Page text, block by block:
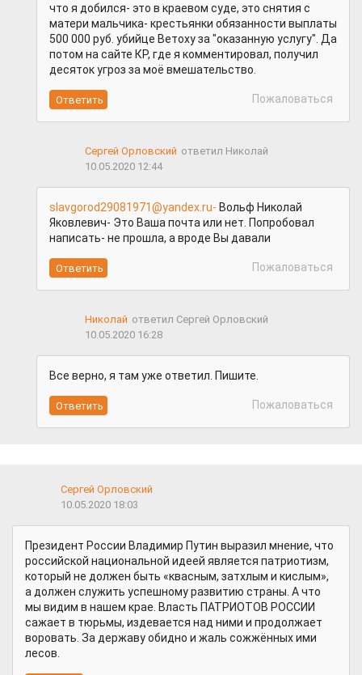
что я добился- это в краевом суде, это снятия с
матери мальчика- крестьянки обязанности выплаты
500 000 руб. убийце Ветоху за "оказанную услугу". Да
потом на сайте КР, где я комментировал, получил
десяток угроз за моё вмешательство.
Пожаловаться
Сергей Орловский ответил Николай
10.05.2020 12:44
slavgorod29081971@yandex.ru- Вольф Николай
Яковлевич- Это Ваша почта или нет. Попробовал
написать- не прошла, а вроде Вы давали
Пожаловаться
Николай ответил Сергей Орловский
10.05.2020 16:28
Все верно, я там уже ответил. Пишите.
Пожаловаться
Сергей Орловский
10.05.2020 18:03
Президент России Владимир Путин выразил мнение, что
российской национальной идеей является патриотизм,
который не должен быть «квасным, затхлым и кислым»,
а должен служить успешному развитию страны. А что
мы видим в нашем крае. Власть ПАТРИОТОВ РОССИИ
сажает в тюрьмы, издевается над ними и продолжает
воровать. За державу обидно и жаль сожжённых ими
лесов.